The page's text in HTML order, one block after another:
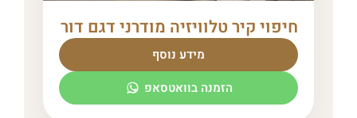
חיפוי קיר טלוויזיה מודרני דגם דור
מידע נוסף
הזמנה בוואטסאפ